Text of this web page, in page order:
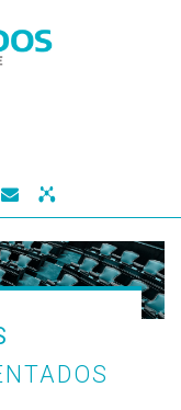
 